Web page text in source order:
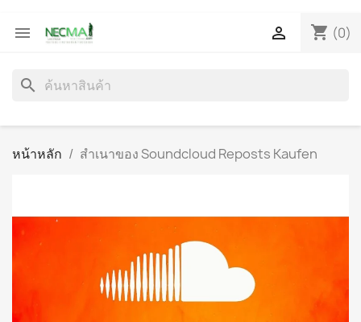
 shopping_cart (0)

search
หน้าหลัก สำเนาของ Soundcloud Reposts Kaufen